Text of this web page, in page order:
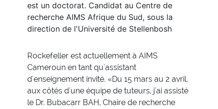
est un doctorat. Candidat au Centre de
recherche AIMS Afrique du Sud, sous la
direction de l'Université de Stellenbosh
Rockefeller est actuellement à AIMS
Cameroun en tant qu'assistant
d'enseignement invité. «Du 15 mars au 2 avril,
aux côtés d'une équipe de tuteurs, j'ai assisté
le Dr. Bubacarr BAH, Chaire de recherche